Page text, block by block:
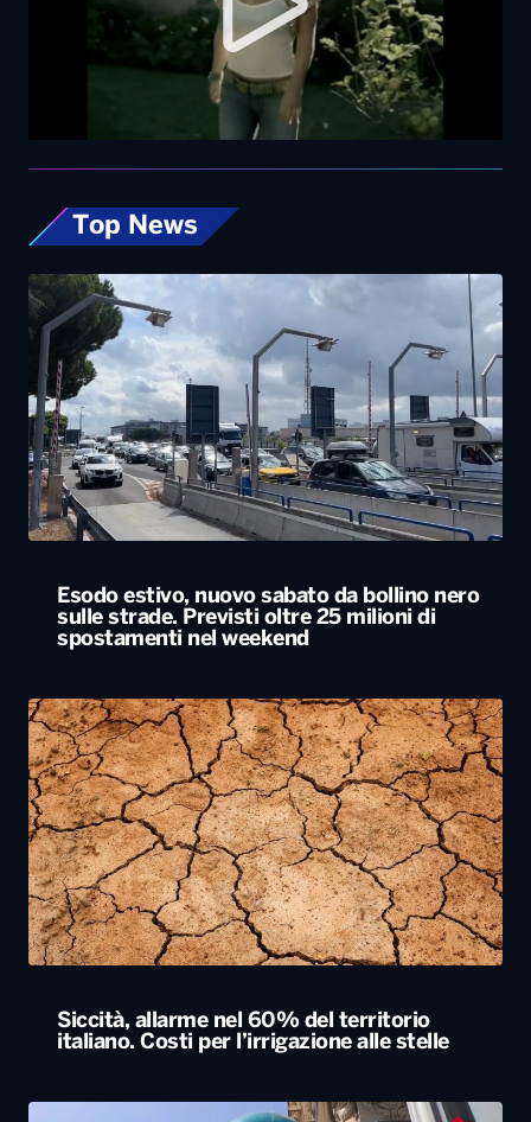
Top News
Esodo estivo, nuovo sabato da bollino nero
sulle strade. Previsti oltre 25 milioni di
spostamenti nel weekend
Siccità, allarme nel 60% del territorio
italiano. Costi per l’irrigazione alle stelle